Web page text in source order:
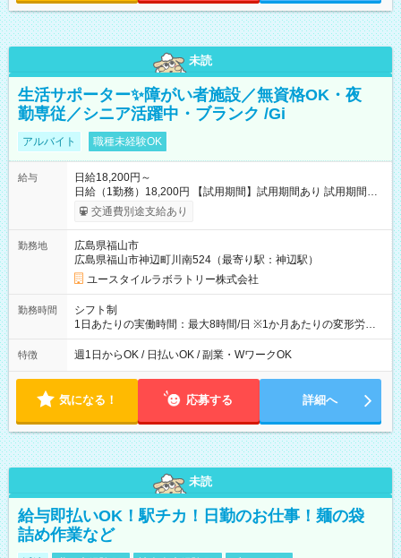
未読
生活サポーター✨障がい者施設／無資格OK・夜
勤専従／シニア活躍中・ブランク /Gi
アルバイト 職種未経験OK
給与
日給18,200円～
日給（1勤務）18,200円 【試用期間】試用期間あり 試用期間の
長さ：3ヶ月 雇用形態、給与は本採用時と同じです。
交通費別途支給あり
勤務地
広島県福山市
広島県福山市神辺町川南524（最寄り駅：神辺駅）
ユースタイルラボラトリー株式会社
勤務時間
シフト制
1日あたりの実働時間：最大8時間/日 ※1か月あたりの変形労働
制（週平均40時間以内） 夜勤：17:00-翌09:00（休憩2時間）
特徴 週1日からOK / 日払いOK / 副業・WワークOK
気になる！ 応募する 詳細へ
未読
給与即払いOK！駅チカ！日勤のお仕事！麺の袋
詰め作業など